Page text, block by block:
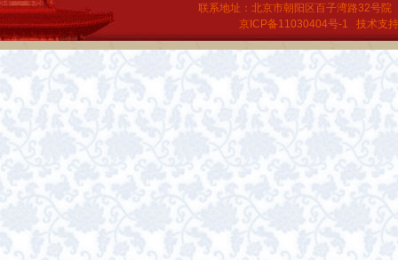
联系地址：北京市朝阳区百子湾路32号院
京ICP备11030404号-1 技术支